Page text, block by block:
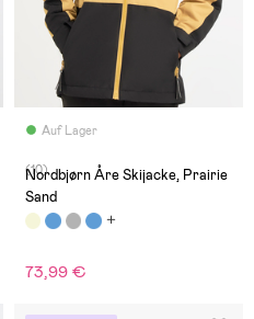
Auf Lager
(10)
Nordbjørn Åre Skijacke, Prairie
Sand
73,99 €